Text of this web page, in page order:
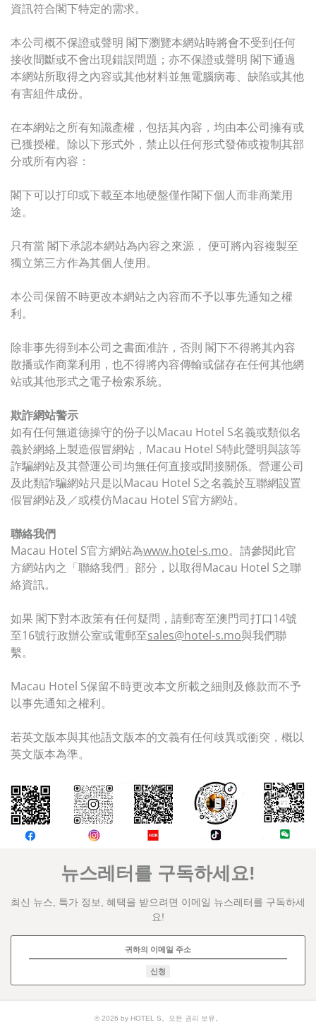
資訊符合閣下特定的需求。
本公司概不保證或聲明 閣下瀏覽本網站時將會不受到任何
接收間斷或不會出現錯誤問題；亦不保證或聲明 閣下通過
本網站所取得之內容或其他材料並無電腦病毒、缺陷或其他
有害組件成份。
在本網站之所有知識產權，包括其內容，均由本公司擁有或
已獲授權。除以下形式外，禁止以任何形式發佈或複制其部
分或所有內容：
閣下可以打印或下載至本地硬盤僅作閣下個人而非商業用
途。
只有當 閣下承認本網站為內容之來源， 便可將內容複製至
獨立第三方作為其個人使用。
本公司保留不時更改本網站之內容而不予以事先通知之權
利。
除非事先得到本公司之書面准許，否則 閣下不得將其內容
散播或作商業利用，也不得將內容傳輸或儲存在任何其他網
站或其他形式之電子檢索系統。
欺詐網站警示
如有任何無道德操守的份子以Macau Hotel S名義或類似名
義於網絡上製造假冒網站，Macau Hotel S特此聲明與該等
詐騙網站及其營運公司均無任何直接或間接關係。營運公司
及此類詐騙網站只是以Macau Hotel S之名義於互聯網設置
假冒網站及／或模仿Macau Hotel S官方網站。
聯絡我們
Macau Hotel S官方網站為www.hotel-s.mo。請參閱此官
方網站內之「聯絡我們」部分，以取得Macau Hotel S之聯
絡資訊。
如果 閣下對本政策有任何疑問，請郵寄至澳門司打口14號
至16號行政辦公室或電郵至sales@hotel-s.mo與我們聯
繫。
Macau Hotel S保留不時更改本文所載之細則及條款而不予
以事先通知之權利。
若英文版本與其他語文版本的文義有任何歧異或衝突，概以
英文版本為準。
논평
뉴스레터를 구독하세요!
최신 뉴스, 특가 정보, 혜택을 받으려면 이메일 뉴스레터를 구독하세
요!
신청
© 2026 by HOTEL S。모든 권리 보유。